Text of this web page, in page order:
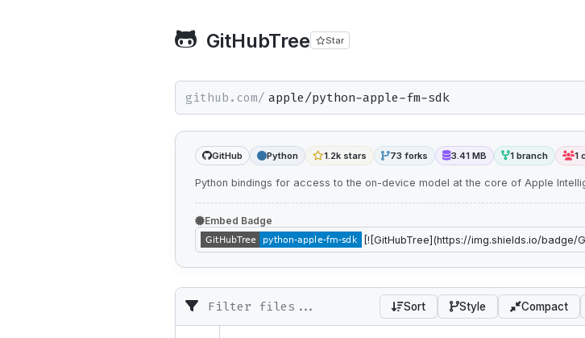
GitHubTree Star
github.com/
GitHub Python 1.2k stars 73 forks 3.41 MB 1 branch 1
Python bindings for access to the on-device model at the core of Apple
Embed Badge
Sort Style Compact